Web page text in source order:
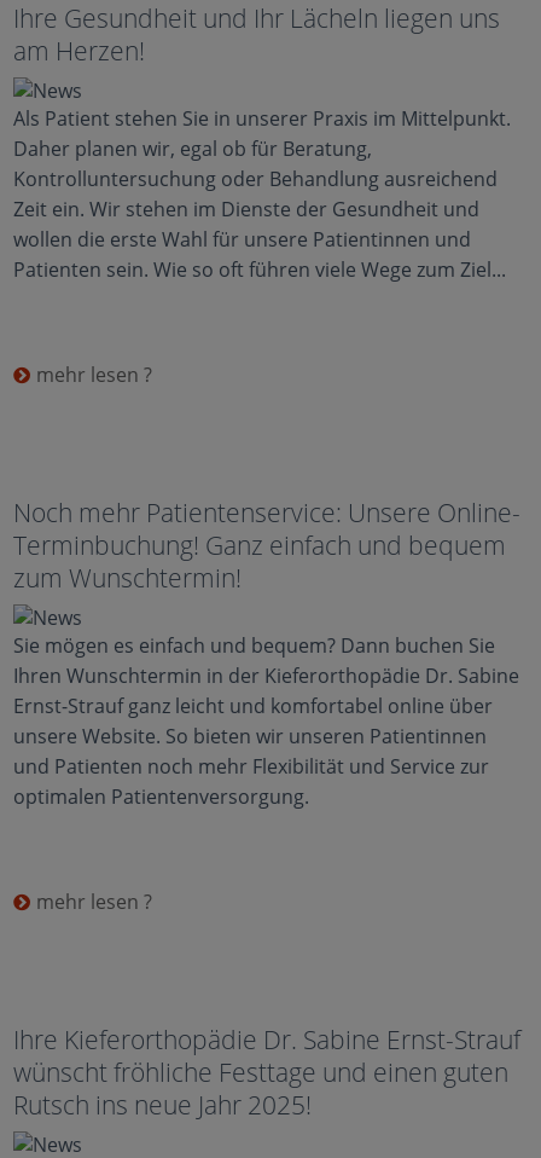
Ihre Gesundheit und Ihr Lächeln liegen uns
am Herzen!
Als Patient stehen Sie in unserer Praxis im Mittelpunkt.
Daher planen wir, egal ob für Beratung,
Kontrolluntersuchung oder Behandlung ausreichend
Zeit ein. Wir stehen im Dienste der Gesundheit und
wollen die erste Wahl für unsere Patientinnen und
Patienten sein. Wie so oft führen viele Wege zum Ziel...
mehr lesen ?
Noch mehr Patientenservice: Unsere Online-
Terminbuchung! Ganz einfach und bequem
zum Wunschtermin!
Sie mögen es einfach und bequem? Dann buchen Sie
Ihren Wunschtermin in der Kieferorthopädie Dr. Sabine
Ernst-Strauf ganz leicht und komfortabel online über
unsere Website. So bieten wir unseren Patientinnen
und Patienten noch mehr Flexibilität und Service zur
optimalen Patientenversorgung.
mehr lesen ?
Ihre Kieferorthopädie Dr. Sabine Ernst-Strauf
wünscht fröhliche Festtage und einen guten
Rutsch ins neue Jahr 2025!